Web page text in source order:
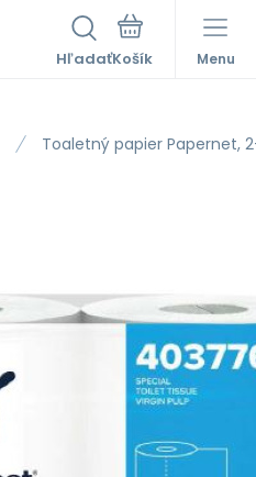
Hľadať Menu
Toaletný papier Papernet,